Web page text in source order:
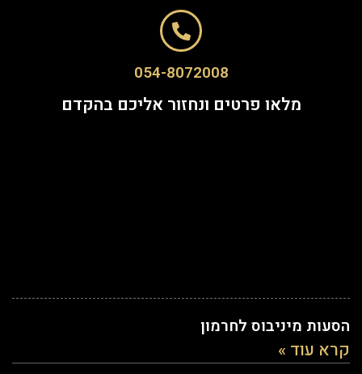
054-8072008
מלאו פרטים ונחזור אליכם בהקדם
הסעות מיניבוס לחרמון
קרא עוד »